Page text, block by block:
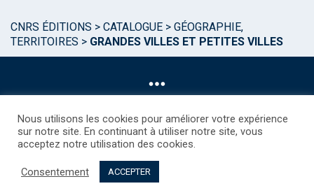
CNRS ÉDITIONS > CATALOGUE > GÉOGRAPHIE,
TERRITOIRES > GRANDES VILLES ET PETITES VILLES
©CNRS EDITIONS 2025
Droits étrangers / Foreign rights
Nous utilisons les cookies pour améliorer votre expérience
sur notre site. En continuant à utiliser notre site, vous
acceptez notre utilisation des cookies.
Consentement ACCEPTER